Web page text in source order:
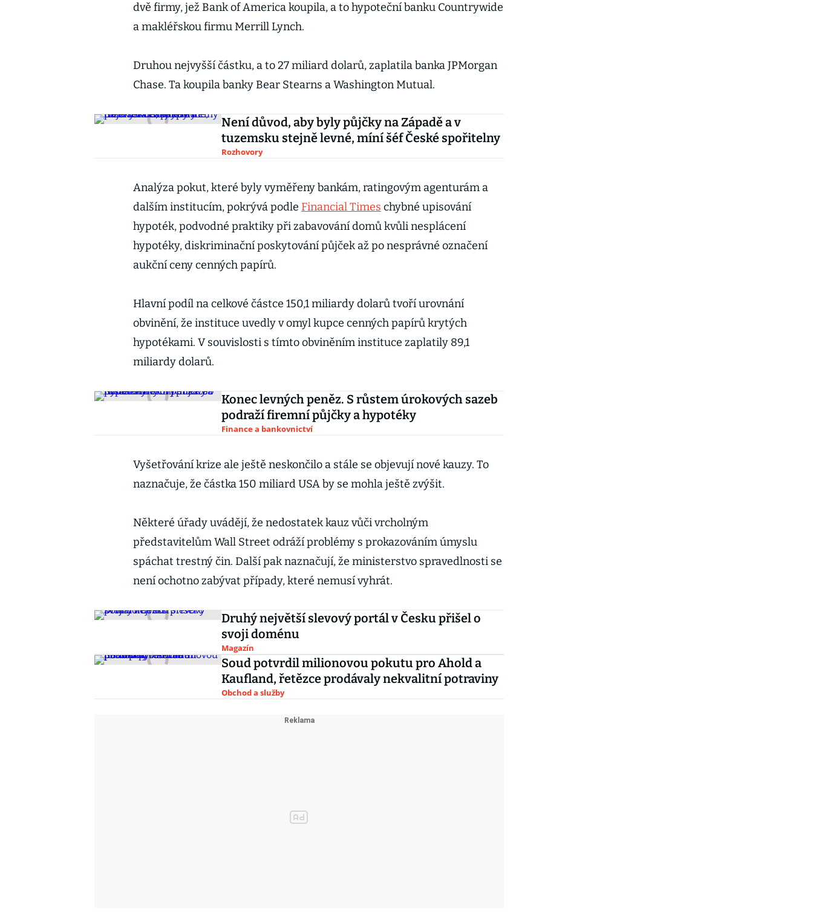
dvě firmy, jež Bank of America koupila, a to hypoteční banku Countrywide
a makléřskou firmu Merrill Lynch.
Druhou nejvyšší částku, a to 27 miliard dolarů, zaplatila banka JPMorgan
Chase. Ta koupila banky Bear Stearns a Washington Mutual.
Není důvod, aby byly půjčky na Západě a v
tuzemsku stejně levné, míní šéf České spořitelny
Rozhovory
Analýza pokut, které byly vyměřeny bankám, ratingovým agenturám a
dalším institucím, pokrývá podle Financial Times chybné upisování
hypoték, podvodné praktiky při zabavování domů kvůli nesplácení
hypotéky, diskriminační poskytování půjček až po nesprávné označení
aukční ceny cenných papírů.
Hlavní podíl na celkové částce 150,1 miliardy dolarů tvoří urovnání
obvinění, že instituce uvedly v omyl kupce cenných papírů krytých
hypotékami. V souvislosti s tímto obviněním instituce zaplatily 89,1
miliardy dolarů.
Konec levných peněz. S růstem úrokových sazeb
podraží firemní půjčky a hypotéky
Finance a bankovnictví
Vyšetřování krize ale ještě neskončilo a stále se objevují nové kauzy. To
naznačuje, že částka 150 miliard USA by se mohla ještě zvýšit.
Některé úřady uvádějí, že nedostatek kauz vůči vrcholným
představitelům Wall Street odráží problémy s prokazováním úmyslu
spáchat trestný čin. Další pak naznačují, že ministerstvo spravedlnosti se
není ochotno zabývat případy, které nemusí vyhrát.
Druhý největší slevový portál v Česku přišel o
svoji doménu
Magazín
Soud potvrdil milionovou pokutu pro Ahold a
Kaufland, řetězce prodávaly nekvalitní potraviny
Obchod a služby